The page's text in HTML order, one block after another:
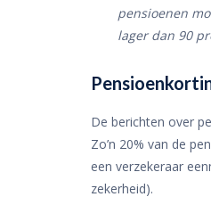
pensioenen
lager dan 90
De berichten over
Zo’n 20% van de
een verzekeraar
zekerheid).